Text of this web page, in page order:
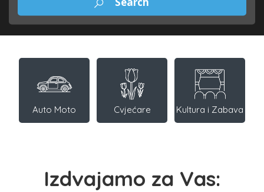
Auto Moto Cvjećare Kultura i Zabava
Izdvajamo za Vas: